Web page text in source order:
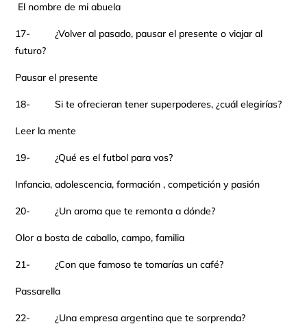
El nombre de mi abuela
17- ¿Volver al pasado, pausar el presente o viajar al
futuro?
Pausar el presente
18- Si te ofrecieran tener superpoderes, ¿cuál elegirías?
Leer la mente
19- ¿Qué es el futbol para vos?
Infancia, adolescencia, formación , competición y pasión
20- ¿Un aroma que te remonta a dónde?
Olor a bosta de caballo, campo, familia
21- ¿Con que famoso te tomarías un café?
Passarella
22- ¿Una empresa argentina que te sorprenda?